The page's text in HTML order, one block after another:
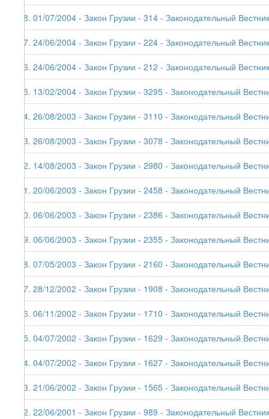
28. 01/07/2004 - Закон Грузии - 314 - Законодательный
27. 24/06/2004 - Закон Грузии - 224 - Законодательный
26. 24/06/2004 - Закон Грузии - 212 - Законодательный
25. 13/02/2004 - Закон Грузии - 3295 - Законодательный
24. 26/08/2003 - Закон Грузии - 3110 - Законодательный
23. 26/08/2003 - Закон Грузии - 3078 - Законодательный
22. 14/08/2003 - Закон Грузии - 2980 - Законодательный
21. 20/06/2003 - Закон Грузии - 2458 - Законодательный
20. 06/06/2003 - Закон Грузии - 2386 - Законодательный
19. 06/06/2003 - Закон Грузии - 2355 - Законодательный
18. 07/05/2003 - Закон Грузии - 2160 - Законодательный
17. 28/12/2002 - Закон Грузии - 1908 - Законодательный
16. 06/11/2002 - Закон Грузии - 1710 - Законодательный
15. 04/07/2002 - Закон Грузии - 1629 - Законодательный
14. 04/07/2002 - Закон Грузии - 1627 - Законодательный
13. 21/06/2002 - Закон Грузии - 1565 - Законодательный
12. 22/06/2001 - Закон Грузии - 989 - Законодательный